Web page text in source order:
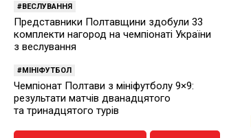
ВЕСЛУВАННЯ
Представники Полтавщини здобули 33
комплекти нагород на чемпіонаті України
з веслування
МІНІФУТБОЛ
Чемпіонат Полтави з мініфутболу 9×9:
результати матчів дванадцятого
та тринадцятого турів